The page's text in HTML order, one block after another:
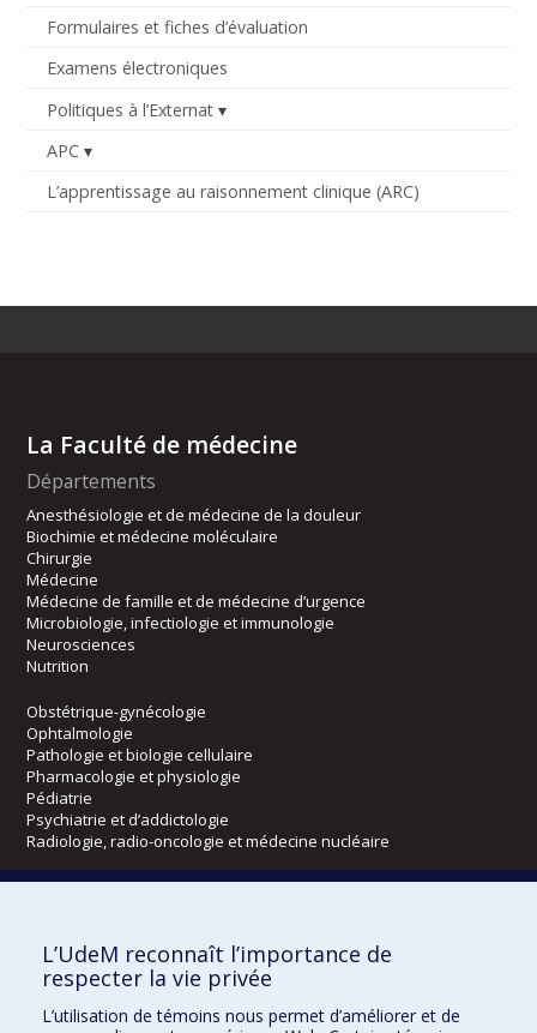
Formulaires et fiches d’évaluation
Examens électroniques
Politiques à l’Externat
APC
L’apprentissage au raisonnement clinique (ARC)
La Faculté de médecine
Départements
Anesthésiologie et de médecine de la douleur
Biochimie et médecine moléculaire
Chirurgie
Médecine
Médecine de famille et de médecine d’urgence
Microbiologie, infectiologie et immunologie
Neurosciences
Nutrition
Obstétrique-gynécologie
Ophtalmologie
Pathologie et biologie cellulaire
Pharmacologie et physiologie
Pédiatrie
Psychiatrie et d’addictologie
Radiologie, radio-oncologie et médecine nucléaire
Kinésiologie et des sciences de l’activité physique
Orthophonie et audiologie
L’UdeM reconnaît l’importance de
respecter la vie privée
L’utilisation de témoins nous permet d’améliorer et de